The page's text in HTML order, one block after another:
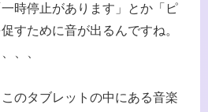
時停止があります」とか「ピ
すために音が出るんですね。
、、
のタブレットの中にある音楽